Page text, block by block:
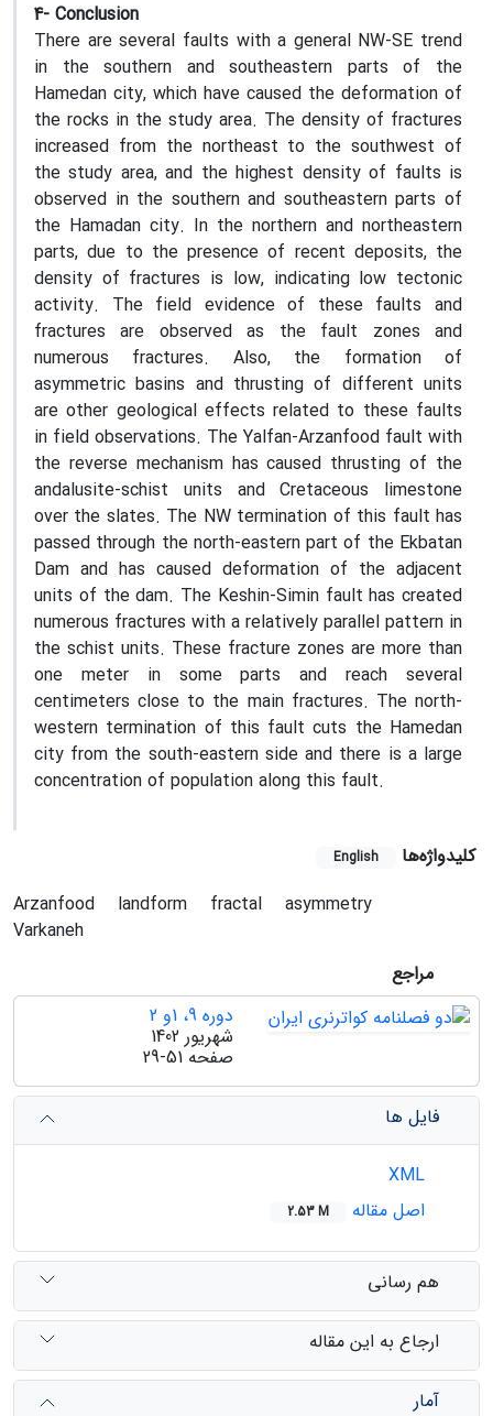
4- Conclusion
There are several faults with a general NW-SE trend
in the southern and southeastern parts of the
Hamedan city, which have caused the deformation of
the rocks in the study area. The density of fractures
increased from the northeast to the southwest of
the study area, and the highest density of faults is
observed in the southern and southeastern parts of
the Hamadan city. In the northern and northeastern
parts, due to the presence of recent deposits, the
density of fractures is low, indicating low tectonic
activity. The field evidence of these faults and
fractures are observed as the fault zones and
numerous fractures. Also, the formation of
asymmetric basins and thrusting of different units
are other geological effects related to these faults
in field observations. The Yalfan-Arzanfood fault with
the reverse mechanism has caused thrusting of the
andalusite-schist units and Cretaceous limestone
over the slates. The NW termination of this fault has
passed through the north-eastern part of the Ekbatan
Dam and has caused deformation of the adjacent
units of the dam. The Keshin-Simin fault has created
numerous fractures with a relatively parallel pattern in
the schist units. These fracture zones are more than
one meter in some parts and reach several
centimeters close to the main fractures. The north-
western termination of this fault cuts the Hamedan
city from the south-eastern side and there is a large
concentration of population along this fault.
کلیدواژه‌ها English
Arzanfood landform fractal
asymmetry
Varkaneh
مراجع
دوره 9، 1و 2
شهریور 1402
صفحه 29-51
فایل ها
اصل مقاله
2.53 M
هم رسانی
ارجاع به این مقاله
آمار